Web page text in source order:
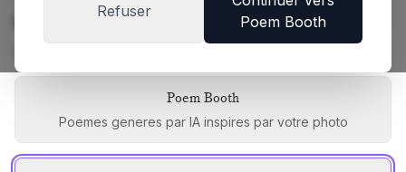
Refuser
Poem Booth
Choisissez votre edition de booth
Poem Booth
Poemes generes par IA inspires par votre photo